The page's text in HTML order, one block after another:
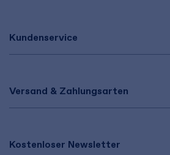
Kundenservice
Versand & Zahlungsarten
Kostenloser Newsletter